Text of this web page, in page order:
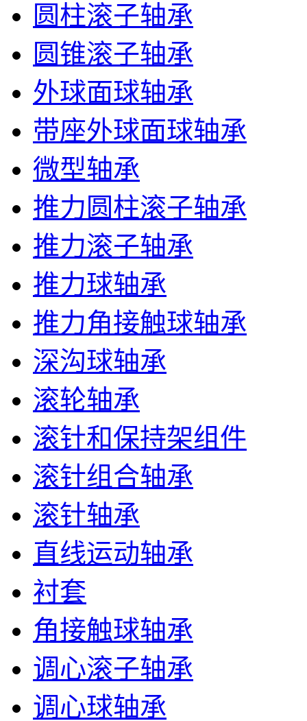
圆柱滚子轴承
圆锥滚子轴承
外球面球轴承
带座外球面球轴承
微型轴承
推力圆柱滚子轴承
推力滚子轴承
推力球轴承
推力角接触球轴承
深沟球轴承
滚轮轴承
滚针和保持架组件
滚针组合轴承
滚针轴承
直线运动轴承
衬套
角接触球轴承
调心滚子轴承
调心球轴承